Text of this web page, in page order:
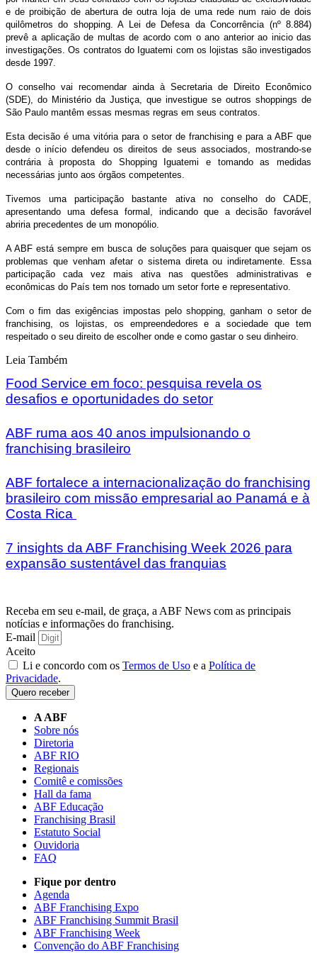
e de proibição de abertura de outra loja de uma rede num raio de dois
quilômetros do shopping. A Lei de Defesa da Concorrência (nº 8.884)
prevê a aplicação de multas de acordo com o ano anterior ao inicio das
investigações. Os contratos do Iguatemi com os lojistas são investigados
desde 1997.
O conselho vai recomendar ainda à Secretaria de Direito Econômico
(SDE), do Ministério da Justiça, que investigue se outros shoppings de
São Paulo mantêm essas mesmas regras em seus contratos.
Esta decisão é uma vitória para o setor de franchising e para a ABF que
desde o início defendeu os direitos de seus associados, mostrando-se
contrária à proposta do Shopping Iguatemi e tomando as medidas
necessárias junto aos órgãos competentes.
Tivemos uma participação bastante ativa no conselho do CADE,
apresentando uma defesa formal, indicando que a decisão favorável
abriria precedentes de um monopólio.
A ABF está sempre em busca de soluções para quaisquer que sejam os
problemas que venham afetar o sistema direta ou indiretamente. Essa
participação cada vez mais ativa nas questões administrativas e
econômicas do País tem nos tornado um setor forte e representativo.
Com o fim das exigências impostas pelo shopping, ganham o setor de
franchising, os lojistas, os empreendedores e a sociedade que tem
respeitado o seu direito de escolher onde e como gastar o seu dinheiro.
Leia Também
Food Service em foco: pesquisa revela os
desafios e oportunidades do setor
ABF ruma aos 40 anos impulsionando o
franchising brasileiro
ABF fortalece a internacionalização do franchising
brasileiro com missão empresarial ao Panamá e à
Costa Rica
7 insights da ABF Franchising Week 2026 para
expansão sustentável das franquias
Receba em seu e-mail, de graça, a ABF News com as principais
notícias e informações do franchising.
E-mail
Aceito
Li e concordo com os Termos de Uso e a Política de
Privacidade.
Quero receber
A ABF
Sobre nós
Diretoria
ABF RIO
Regionais
Comitê e comissões
Hall da fama
ABF Educação
Franchising Brasil
Estatuto Social
Ouvidoria
FAQ
Fique por dentro
Agenda
ABF Franchising Expo
ABF Franchising Summit Brasil
ABF Franchising Week
Convenção do ABF Franchising